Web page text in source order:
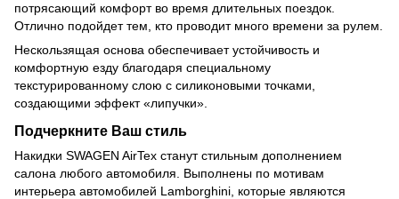
потрясающий комфорт во время длительных поездок.
Отлично подойдет тем, кто проводит много времени за рулем.
Нескользящая основа обеспечивает устойчивость и
комфортную езду благодаря специальному
текстурированному слою с силиконовыми точками,
создающими эффект «липучки».
Подчеркните Ваш стиль
Накидки SWAGEN AirTex станут стильным дополнением
салона любого автомобиля. Выполнены по мотивам
интерьера автомобилей Lamborghini, которые являются